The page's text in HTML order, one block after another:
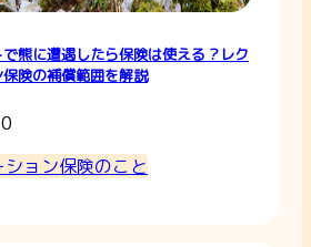
熊に遭遇したら保険は使える？レク
保険の補償範囲を解説
ション保険のこと